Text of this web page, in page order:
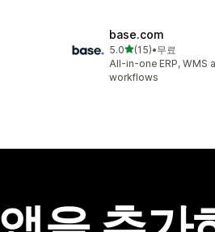
base.com
5.0별 5개 중
(15)
총 리뷰 15개
•무료
All-in-one ERP, WMS
workflows